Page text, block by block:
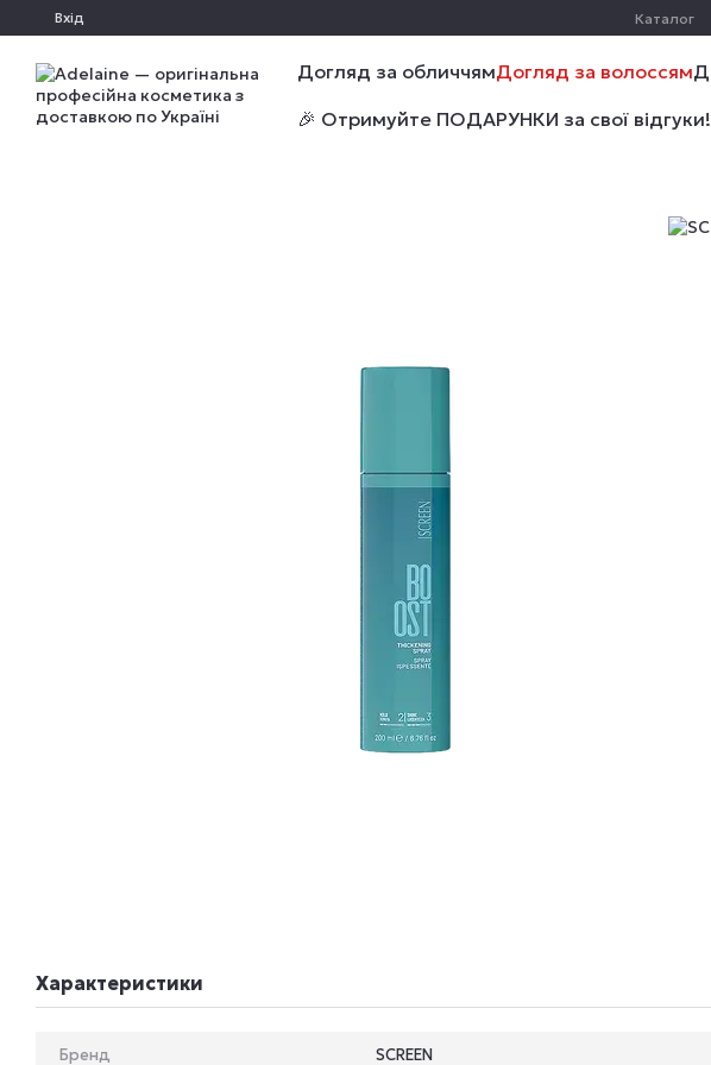
Перейти до основного контенту
Вхід Каталог
Догляд за обличчямДогляд за волоссям
🎉 Отримуйте ПОДАРУНКИ за свої відгуки!
Характеристики
Бренд SCREEN